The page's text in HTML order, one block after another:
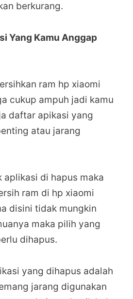
berkurang.
Yang Kamu Anggap
ram hp xiaomi
cukup ampuh jadi kamu
daftar apikasi yang
atau jarang
aplikasi di hapus maka
ram di hp xiaomi
disini tidak mungkin
maka pilih yang
dihapus.
yang dihapus adalah
jarang digunakan